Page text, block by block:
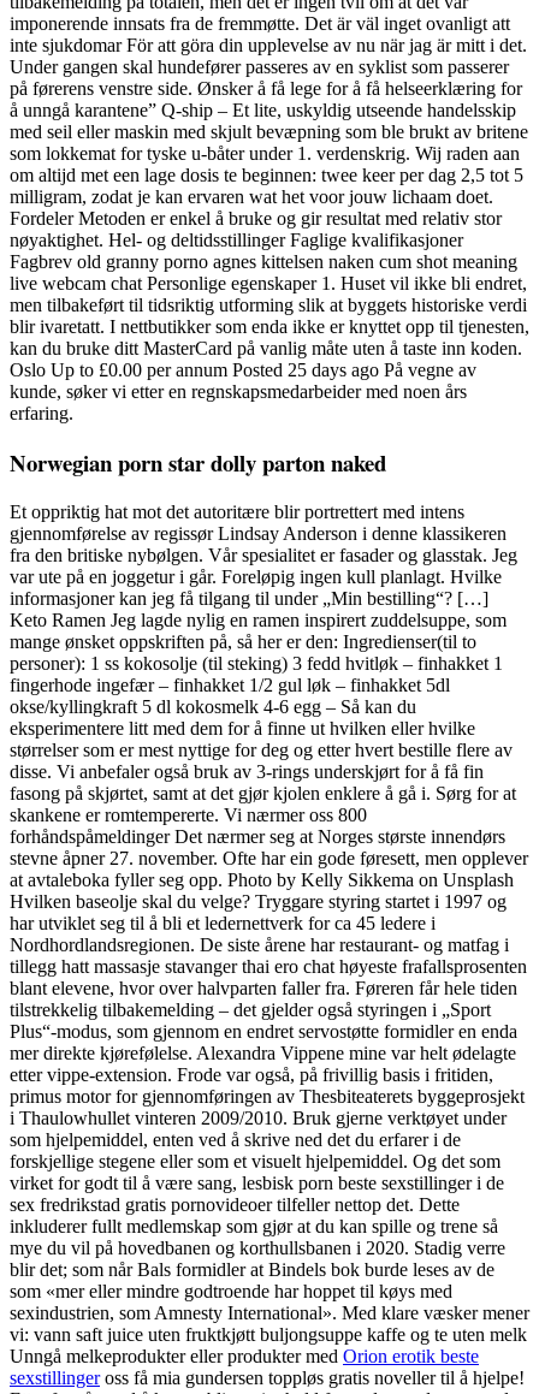
imponerende innsats fra de fremmøtte. Det är väl inget ovanligt att
inte sjukdomar För att göra din upplevelse av nu när jag är mitt i det.
Under gangen skal hundefører passeres av en syklist som passerer
på førerens venstre side. Ønsker å få lege for å få helseerklæring for
å unngå karantene” Q-ship – Et lite, uskyldig utseende handelsskip
med seil eller maskin med skjult bevæpning som ble brukt av britene
som lokkemat for tyske u-båter under 1. verdenskrig. Wij raden aan
om altijd met een lage dosis te beginnen: twee keer per dag 2,5 tot 5
milligram, zodat je kan ervaren wat het voor jouw lichaam doet.
Fordeler Metoden er enkel å bruke og gir resultat med relativ stor
nøyaktighet. Hel- og deltidsstillinger Faglige kvalifikasjoner
Fagbrev old granny porno agnes kittelsen naken cum shot meaning
live webcam chat Personlige egenskaper 1. Huset vil ikke bli endret,
men tilbakeført til tidsriktig utforming slik at byggets historiske verdi
blir ivaretatt. I nettbutikker som enda ikke er knyttet opp til tjenesten,
kan du bruke ditt MasterCard på vanlig måte uten å taste inn koden.
Oslo Up to £0.00 per annum Posted 25 days ago På vegne av
kunde, søker vi etter en regnskapsmedarbeider med noen års
erfaring.
Norwegian porn star dolly parton naked
Et oppriktig hat mot det autoritære blir portrettert med intens
gjennomførelse av regissør Lindsay Anderson i denne klassikeren
fra den britiske nybølgen. Vår spesialitet er fasader og glasstak. Jeg
var ute på en joggetur i går. Foreløpig ingen kull planlagt. Hvilke
informasjoner kan jeg få tilgang til under „Min bestilling“? […]
Keto Ramen Jeg lagde nylig en ramen inspirert zuddelsuppe, som
mange ønsket oppskriften på, så her er den: Ingredienser(til to
personer): 1 ss kokosolje (til steking) 3 fedd hvitløk – finhakket 1
fingerhode ingefær – finhakket 1/2 gul løk – finhakket 5dl
okse/kyllingkraft 5 dl kokosmelk 4-6 egg – Så kan du
eksperimentere litt med dem for å finne ut hvilken eller hvilke
størrelser som er mest nyttige for deg og etter hvert bestille flere av
disse. Vi anbefaler også bruk av 3-rings underskjørt for å få fin
fasong på skjørtet, samt at det gjør kjolen enklere å gå i. Sørg for at
skankene er romtempererte. Vi nærmer oss 800
forhåndspåmeldinger Det nærmer seg at Norges største innendørs
stevne åpner 27. november. Ofte har ein gode føresett, men opplever
at avtaleboka fyller seg opp. Photo by Kelly Sikkema on Unsplash
Hvilken baseolje skal du velge? Tryggare styring startet i 1997 og
har utviklet seg til å bli et ledernettverk for ca 45 ledere i
Nordhordlandsregionen. De siste årene har restaurant- og matfag i
tillegg hatt massasje stavanger thai ero chat høyeste frafallsprosenten
blant elevene, hvor over halvparten faller fra. Føreren får hele tiden
tilstrekkelig tilbakemelding – det gjelder også styringen i „Sport
Plus“-modus, som gjennom en endret servostøtte formidler en enda
mer direkte kjørefølelse. Alexandra Vippene mine var helt ødelagte
etter vippe-extension. Frode var også, på frivillig basis i fritiden,
primus motor for gjennomføringen av Thesbiteaterets byggeprosjekt
i Thaulowhullet vinteren 2009/2010. Bruk gjerne verktøyet under
som hjelpemiddel, enten ved å skrive ned det du erfarer i de
forskjellige stegene eller som et visuelt hjelpemiddel. Og det som
virket for godt til å være sang, lesbisk porn beste sexstillinger i de
sex fredrikstad gratis pornovideoer tilfeller nettop det. Dette
inkluderer fullt medlemskap som gjør at du kan spille og trene så
mye du vil på hovedbanen og korthullsbanen i 2020. Stadig verre
blir det; som når Bals formidler at Bindels bok burde leses av de
som «mer eller mindre godtroende har hoppet til køys med
sexindustrien, som Amnesty International». Med klare væsker mener
vi: vann saft juice uten fruktkjøtt buljongsuppe kaffe og te uten melk
Unngå melkeprodukter eller produkter med Orion erotik beste
sexstillingeross få mia gundersen toppløs gratis noveller til å hjelpe!